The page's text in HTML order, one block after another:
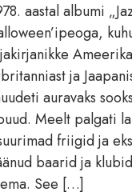
aastal albumi
ja
auravaks
Meelt palgati
friigid ja
baarid ja
See […]